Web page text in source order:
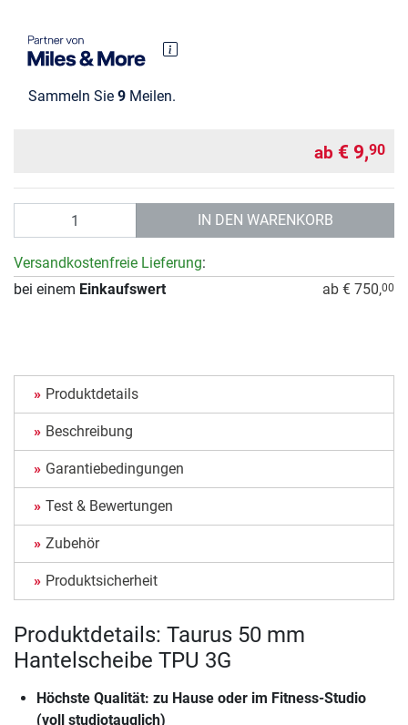
Sammeln Sie 9 Meilen.
ab € 9,90
IN DEN WARENKORB
Versandkostenfreie Lieferung:
bei einem Einkaufswert ab € 750,00
Produktdetails
Beschreibung
Garantiebedingungen
Test & Bewertungen
Zubehör
Produktsicherheit
Produktdetails: Taurus 50 mm
Hantelscheibe TPU 3G
Höchste Qualität: zu Hause oder im Fitness-Studio
(voll studiotauglich)